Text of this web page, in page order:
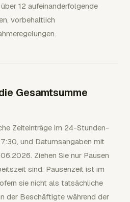
12 aufeinanderfolgende
vorbehaltlich
Gesamtsumme
Zeiteinträge im 24-Stunden-
und Datumsangaben mit
Ziehen Sie nur Pausen
sind. Pausenzeit ist im
sie nicht als tatsächliche
der Beschäftigte während der